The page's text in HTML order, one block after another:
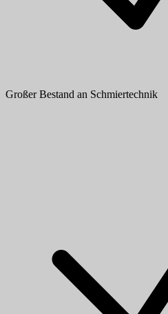
Großer Bestand an Schmiertechnik